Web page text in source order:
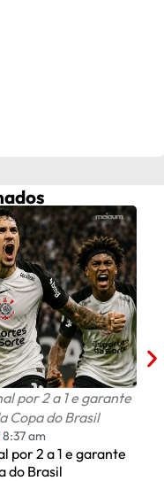
por 2 a 1 e garante
Copa do Brasil
8:37 am
por 2 a 1 e garante
do Brasil